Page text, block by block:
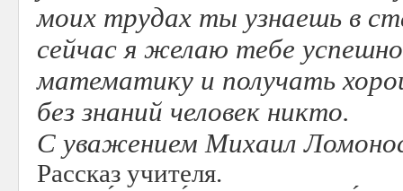
моих трудах ты узнаешь в
сейчас я желаю тебе
математику и получать
без знаний человек никто.
С уважением Михаил
Рассказ учителя.